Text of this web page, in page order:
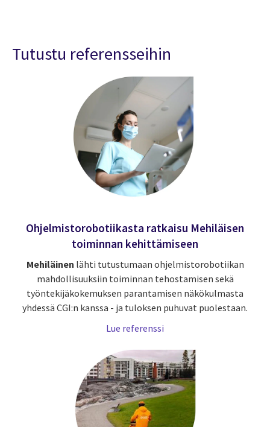
Tutustu referensseihin
Ohjelmistorobotiikasta ratkaisu Mehiläisen
toiminnan kehittämiseen
Mehiläinen lähti tutustumaan ohjelmistorobotiikan
mahdollisuuksiin toiminnan tehostamisen sekä
työntekijäkokemuksen parantamisen näkökulmasta
yhdessä CGI:n kanssa - ja tuloksen puhuvat puolestaan.
Lue referenssi